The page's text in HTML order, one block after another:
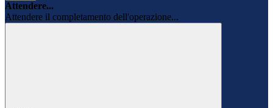
Attendere...
Attendere il completamento dell'operazione...